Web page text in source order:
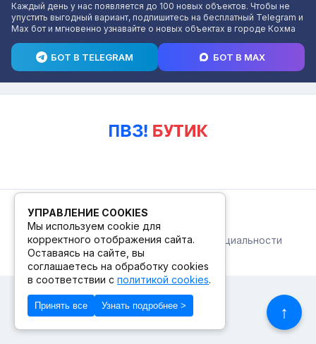
Каждый день у нас появляется до 100 новых объектов. Чтобы не
упустить выгодный вариант, подпишитесь на бесплатный Telegram и
Max бот и мгновенно узнавайте о новых объектах в городе Кохма
БОТ В TELEGRAM БОТ В MAX
↑
© 2026. ПВЗ! БУТИК.
Публичная офертаПолитика конфиденциальности
© Сделано в Фидживеб
УПРАВЛЕНИЕ COOKIES
Мы используем cookie для
корректного отображения сайта.
Оставаясь на сайте, вы
соглашаетесь на обработку cookies
в соответствии с политикой cookies.
Принять все Узнать подробнее >